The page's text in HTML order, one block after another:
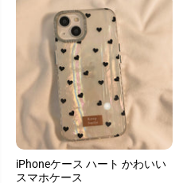
iPhoneケース ハート かわいい
スマホケース